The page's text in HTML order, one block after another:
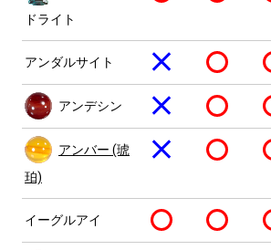
ドライト
アンダルサイト
アンデシン
アンバー (琥
珀)
イーグルアイ